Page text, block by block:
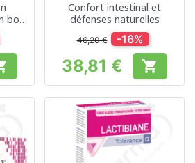
bon
Confort intestinal et
défenses naturelles
46,20 € -16%
Prix
38,81 € 